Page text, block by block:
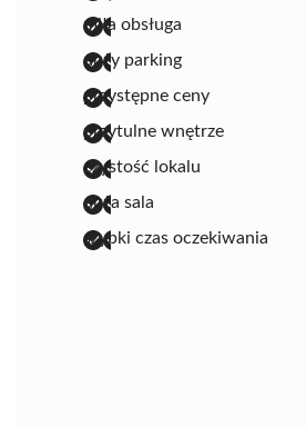
miła obsługa
duży parking
przystępne ceny
przytulne wnętrze
czystość lokalu
duża sala
szybki czas oczekiwania